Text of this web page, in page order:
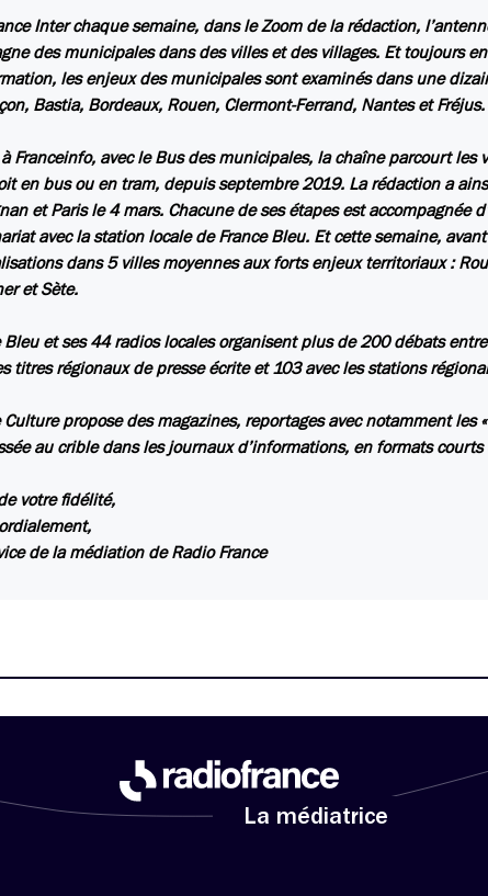
Inter chaque semaine, dans le Zoom de la rédaction,
des municipales dans des villes et des villages. Et toujours
les enjeux des municipales sont examinés dans une
Bastia, Bordeaux, Rouen, Clermont-Ferrand, Nantes et Fréjus.
Franceinfo, avec le Bus des municipales, la chaîne parcourt les
en bus ou en tram, depuis septembre 2019. La rédaction a
et Paris le 4 mars. Chacune de ses étapes est accompagnée
avec la station locale de France Bleu. Et cette semaine,
dans 5 villes moyennes aux forts enjeux territoriaux :
et Sète.
Bleu et ses 44 radios locales organisent plus de 200 débats
titres régionaux de presse écrite et 103 avec les stations
Culture propose des magazines, reportages avec notamment
au crible dans les journaux d’informations, en formats courts
votre fidélité,
de la médiation de Radio France
La médiatrice